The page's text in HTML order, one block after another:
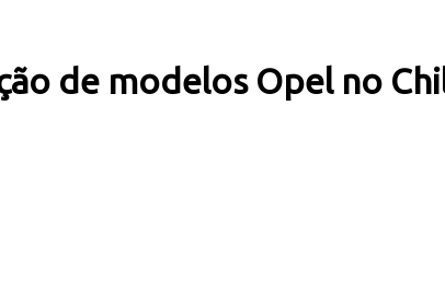
de modelos Opel no